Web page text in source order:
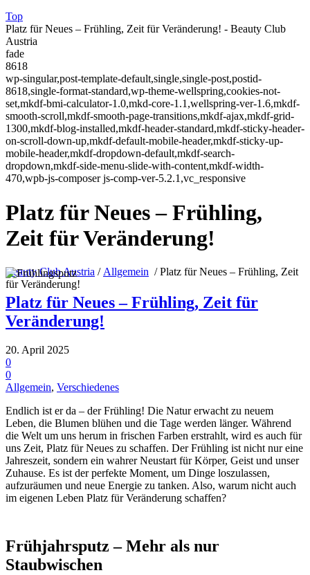
Top
Platz für Neues – Frühling, Zeit für Veränderung! - Beauty Club
Austria
fade
8618
wp-singular,post-template-default,single,single-post,postid-
8618,single-format-standard,wp-theme-wellspring,cookies-not-
set,mkdf-bmi-calculator-1.0,mkd-core-1.1,wellspring-ver-1.6,mkdf-
smooth-scroll,mkdf-smooth-page-transitions,mkdf-ajax,mkdf-grid-
1300,mkdf-blog-installed,mkdf-header-standard,mkdf-sticky-header-
on-scroll-down-up,mkdf-default-mobile-header,mkdf-sticky-up-
mobile-header,mkdf-dropdown-default,mkdf-search-
dropdown,mkdf-side-menu-slide-with-content,mkdf-width-
470,wpb-js-composer js-comp-ver-5.2.1,vc_responsive
Platz für Neues – Frühling,
Zeit für Veränderung!
Beauty Club Austria / Allgemein /Platz für Neues – Frühling, Zeit
für Veränderung!
Platz für Neues – Frühling, Zeit für
Veränderung!
20. April 2025
0
0
Allgemein, Verschiedenes
Endlich ist er da – der Frühling! Die Natur erwacht zu neuem
Leben, die Blumen blühen und die Tage werden länger. Während
die Welt um uns herum in frischen Farben erstrahlt, wird es auch für
uns Zeit, Platz für Neues zu schaffen. Der Frühling ist nicht nur eine
Jahreszeit, sondern ein wahrer Neustart für Körper, Geist und unser
Zuhause. Es ist der perfekte Moment, um Dinge loszulassen,
aufzuräumen und neue Energie zu tanken. Also, warum nicht auch
im eigenen Leben Platz für Veränderung schaffen?
Frühjahrsputz – Mehr als nur
Staubwischen